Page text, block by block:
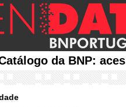
da BNP: